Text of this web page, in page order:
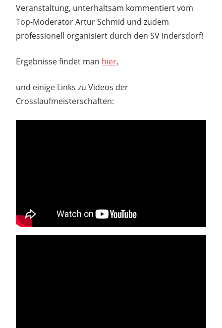
Veranstaltung, unterhaltsam kommentiert vom
Top-Moderator Artur Schmid und zudem
professionell organisiert durch den SV Indersdorf!
Ergebnisse findet man hier,
und einige Links zu Videos der
Crosslaufmeisterschaften: